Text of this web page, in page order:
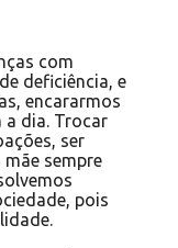
com
deficiência, e
encararmos
a dia. Trocar
ser
sempre
pois